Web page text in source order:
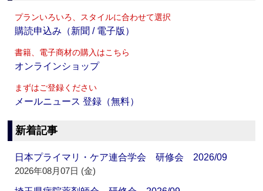
プランいろいろ、スタイルに合わせて選択
購読申込み（新聞 / 電子版）
書籍、電子商材の購入はこちら
オンラインショップ
まずはご登録ください
メールニュース 登録（無料）
新着記事
日本プライマリ・ケア連合学会 研修会 2026/09
2026年08月07日 (金)